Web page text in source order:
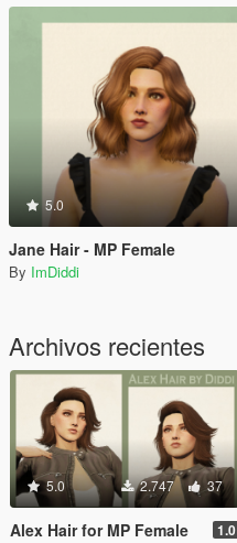
5.0
Jane Hair - MP Female
By ImDiddi
Archivos recientes
5.0 2.747 37
Alex Hair for MP Female 1.0